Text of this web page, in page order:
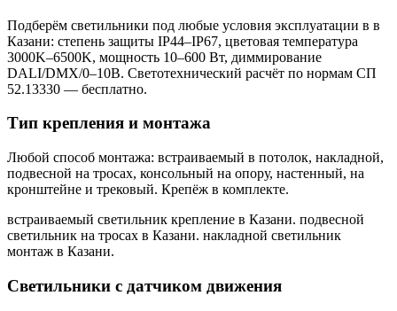
Подберём светильники под любые условия эксплуатации в в
Казани: степень защиты IP44–IP67, цветовая температура
3000K–6500K, мощность 10–600 Вт, диммирование
DALI/DMX/0–10В. Светотехнический расчёт по нормам СП
52.13330 — бесплатно.
Тип крепления и монтажа
Любой способ монтажа: встраиваемый в потолок, накладной,
подвесной на тросах, консольный на опору, настенный, на
кронштейне и трековый. Крепёж в комплекте.
встраиваемый светильник крепление в Казани. подвесной
светильник на тросах в Казани. накладной светильник
монтаж в Казани.
Светильники с датчиком движения